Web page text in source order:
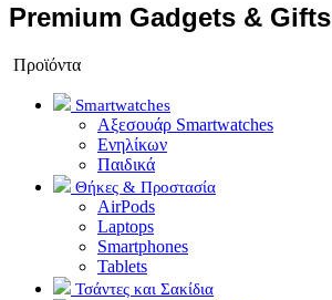
Premium Gadgets & Gifts
Προϊόντα
Smartwatches
Αξεσουάρ Smartwatches
Ενηλίκων
Παιδικά
Θήκες & Προστασία
AirPods
Laptops
Smartphones
Tablets
Τσάντες και Σακίδια